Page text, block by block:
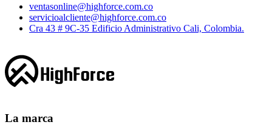
ventasonline@highforce.com.co
servicioalcliente@highforce.com.co
Cra 43 # 9C-35 Edificio Administrativo Cali, Colombia.
La marca